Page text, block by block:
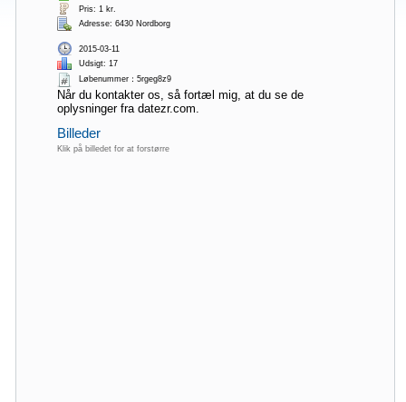
Pris: 1 kr.
Adresse: 6430 Nordborg
2015-03-11
Udsigt: 17
Løbenummer：5rgeg8z9
Når du kontakter os, så fortæl mig, at du se de
oplysninger fra datezr.com.
Billeder
Klik på billedet for at forstørre